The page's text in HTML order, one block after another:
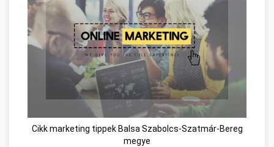
Cikk marketing tippek Balsa Szabolcs-Szatmár-Bereg
megye